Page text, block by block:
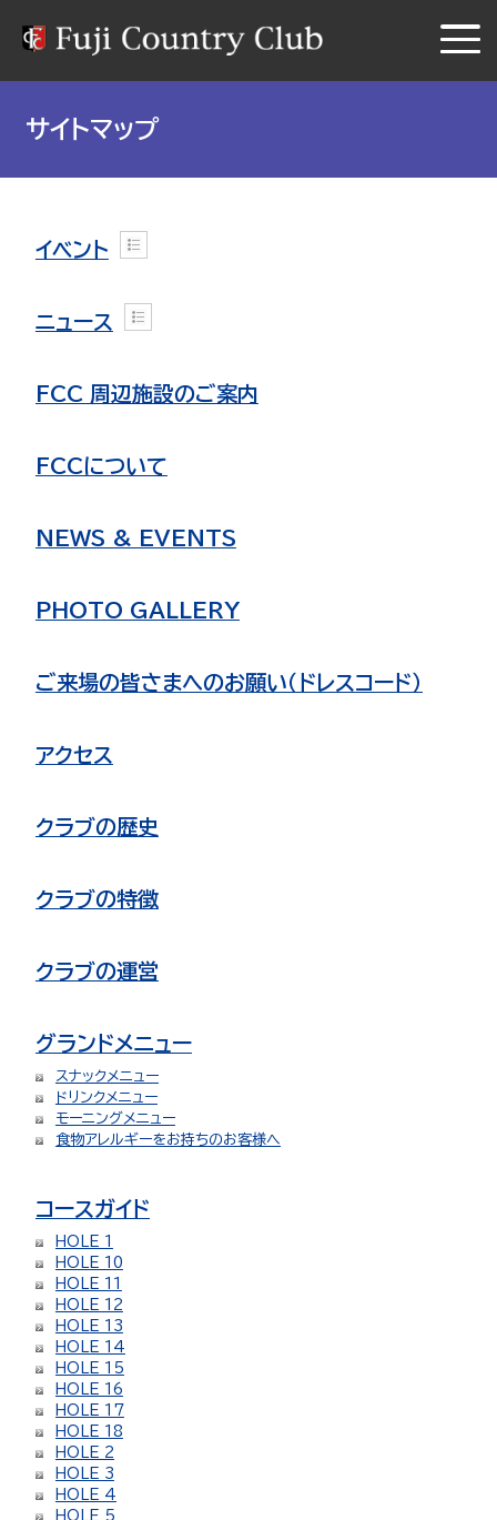
サイトマップ
イベント
ニュース
FCC 周辺施設のご案内
FCCについて
NEWS & EVENTS
PHOTO GALLERY
ご来場の皆さまへのお願い（ドレスコード）
アクセス
クラブの歴史
クラブの特徴
クラブの運営
グランドメニュー
スナックメニュー
ドリンクメニュー
モーニングメニュー
食物アレルギーをお持ちのお客様へ
コースガイド
HOLE 1
HOLE 10
HOLE 11
HOLE 12
HOLE 13
HOLE 14
HOLE 15
HOLE 16
HOLE 17
HOLE 18
HOLE 2
HOLE 3
HOLE 4
HOLE 5